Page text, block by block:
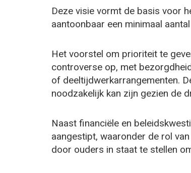
Deze visie vormt de basis voor
aantoonbaar een minimaal
Het voorstel om prioriteit te
controverse op, met
of deeltijdwerkarrangementen.
noodzakelijk kan zijn gezien de
Naast financiële en
aangestipt, waaronder de rol
door ouders in staat te stellen